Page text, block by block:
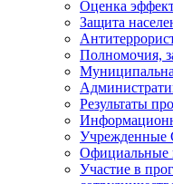
Оценка
Защита
Полномочия,
Результаты
Официальные
Участие в